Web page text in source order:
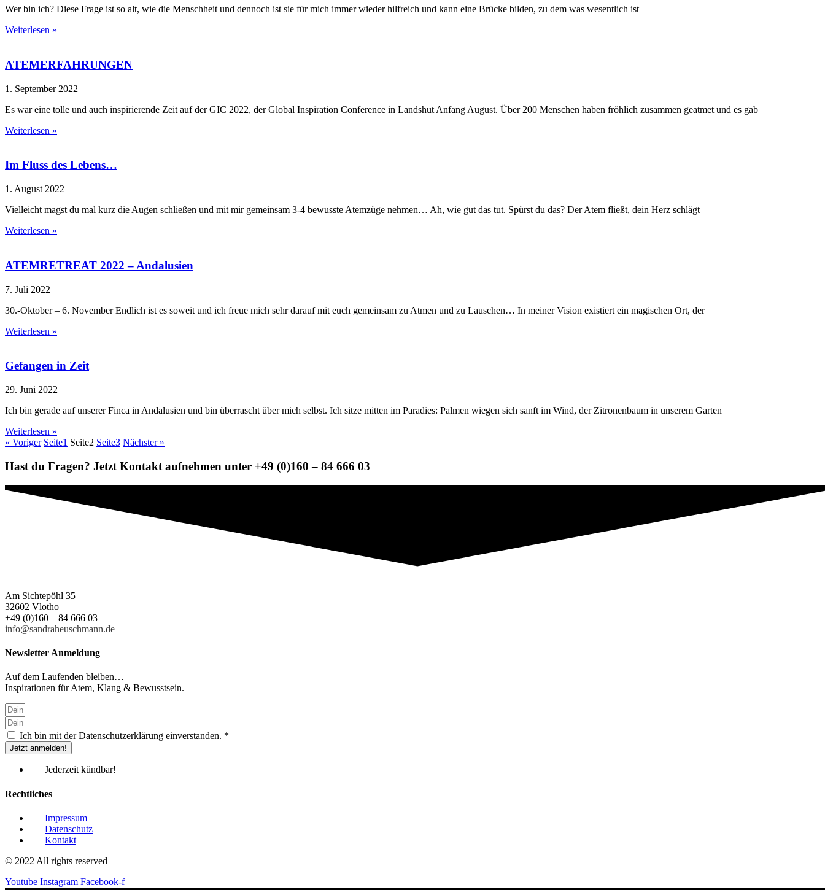
Wer bin ich? Diese Frage ist so alt, wie die Menschheit und dennoch ist sie für mich immer wieder hilfreich und kann eine Brücke bilden, zu dem was wesentlich ist
Weiterlesen »
ATEMERFAHRUNGEN
1. September 2022
Es war eine tolle und auch inspirierende Zeit auf der GIC 2022, der Global Inspiration Conference in Landshut Anfang August. Über 200 Menschen haben fröhlich zusammen geatmet und es gab
Weiterlesen »
Im Fluss des Lebens…
1. August 2022
Vielleicht magst du mal kurz die Augen schließen und mit mir gemeinsam 3-4 bewusste Atemzüge nehmen… Ah, wie gut das tut. Spürst du das? Der Atem fließt, dein Herz schlägt
Weiterlesen »
ATEMRETREAT 2022 – Andalusien
7. Juli 2022
30.-Oktober – 6. November Endlich ist es soweit und ich freue mich sehr darauf mit euch gemeinsam zu Atmen und zu Lauschen… In meiner Vision existiert ein magischen Ort, der
Weiterlesen »
Gefangen in Zeit
29. Juni 2022
Ich bin gerade auf unserer Finca in Andalusien und bin überrascht über mich selbst. Ich sitze mitten im Paradies: Palmen wiegen sich sanft im Wind, der Zitronenbaum in unserem Garten
Weiterlesen »
« Voriger Seite1 Seite2 Seite3 Nächster »
Hast du Fragen? Jetzt Kontakt aufnehmen unter +49 (0)160 – 84 666 03
Am Sichtepöhl 35
32602 Vlotho
+49 (0)160 – 84 666 03
info@sandraheuschmann.de
Newsletter Anmeldung
Auf dem Laufenden bleiben…
Inspirationen für Atem, Klang & Bewusstsein.
Ich bin mit der Datenschutzerklärung einverstanden. *
Jetzt anmelden!
Jederzeit kündbar!
Rechtliches
Impressum
Datenschutz
Kontakt
© 2022 All rights reserved
Youtube Instagram Facebook-f